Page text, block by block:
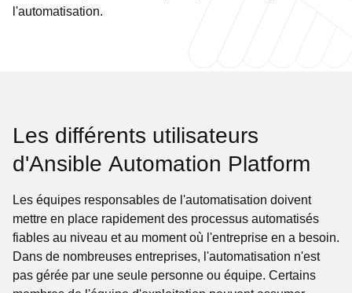
l'automatisation.
Les différents utilisateurs
d'Ansible Automation Platform
Les équipes responsables de l'automatisation doivent
mettre en place rapidement des processus automatisés
fiables au niveau et au moment où l'entreprise en a besoin.
Dans de nombreuses entreprises, l'automatisation n'est
pas gérée par une seule personne ou équipe. Certains